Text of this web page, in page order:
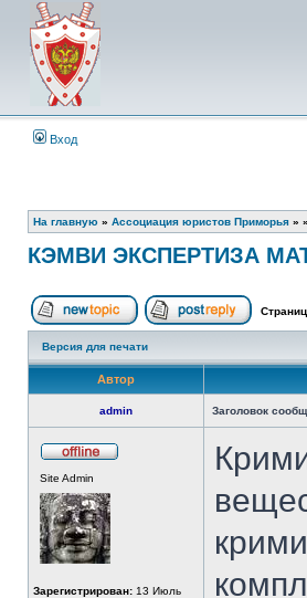
Вход
На главную » Ассоциация юристов Приморья » »
КЭМВИ ЭКСПЕРТИЗА
Начать новую тему Ответить
Версия для печати
Автор
admin Заголовок
Site Admin
Зарегистрирован: 13 Июль